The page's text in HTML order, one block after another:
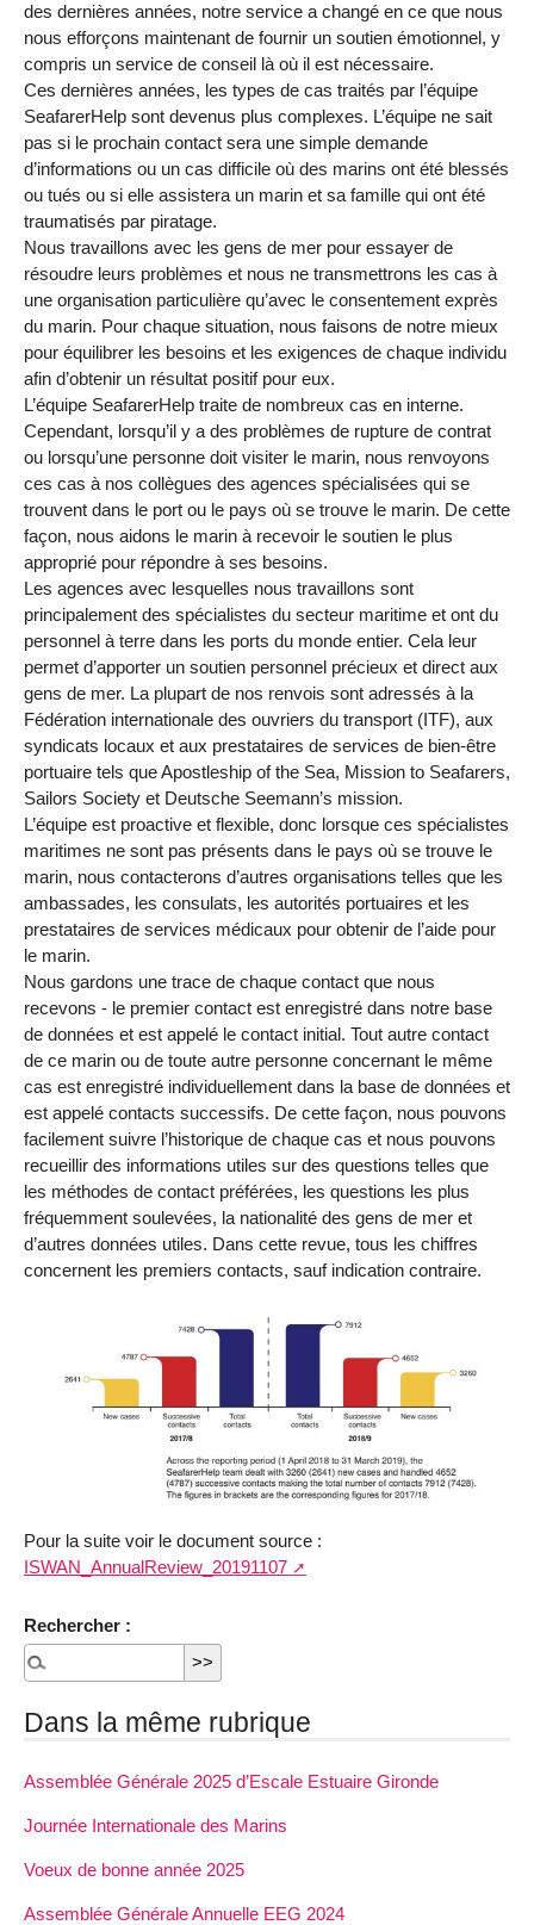
des dernières années, notre service a changé en ce que nous
nous efforçons maintenant de fournir un soutien émotionnel, y
compris un service de conseil là où il est nécessaire.
Ces dernières années, les types de cas traités par l’équipe
SeafarerHelp sont devenus plus complexes. L’équipe ne sait
pas si le prochain contact sera une simple demande
d’informations ou un cas difficile où des marins ont été blessés
ou tués ou si elle assistera un marin et sa famille qui ont été
traumatisés par piratage.
Nous travaillons avec les gens de mer pour essayer de
résoudre leurs problèmes et nous ne transmettrons les cas à
une organisation particulière qu’avec le consentement exprès
du marin. Pour chaque situation, nous faisons de notre mieux
pour équilibrer les besoins et les exigences de chaque individu
afin d’obtenir un résultat positif pour eux.
L’équipe SeafarerHelp traite de nombreux cas en interne.
Cependant, lorsqu’il y a des problèmes de rupture de contrat
ou lorsqu’une personne doit visiter le marin, nous renvoyons
ces cas à nos collègues des agences spécialisées qui se
trouvent dans le port ou le pays où se trouve le marin. De cette
façon, nous aidons le marin à recevoir le soutien le plus
approprié pour répondre à ses besoins.
Les agences avec lesquelles nous travaillons sont
principalement des spécialistes du secteur maritime et ont du
personnel à terre dans les ports du monde entier. Cela leur
permet d’apporter un soutien personnel précieux et direct aux
gens de mer. La plupart de nos renvois sont adressés à la
Fédération internationale des ouvriers du transport (ITF), aux
syndicats locaux et aux prestataires de services de bien-être
portuaire tels que Apostleship of the Sea, Mission to Seafarers,
Sailors Society et Deutsche Seemann’s mission.
L’équipe est proactive et flexible, donc lorsque ces spécialistes
maritimes ne sont pas présents dans le pays où se trouve le
marin, nous contacterons d’autres organisations telles que les
ambassades, les consulats, les autorités portuaires et les
prestataires de services médicaux pour obtenir de l’aide pour
le marin.
Nous gardons une trace de chaque contact que nous
recevons - le premier contact est enregistré dans notre base
de données et est appelé le contact initial. Tout autre contact
de ce marin ou de toute autre personne concernant le même
cas est enregistré individuellement dans la base de données et
est appelé contacts successifs. De cette façon, nous pouvons
facilement suivre l’historique de chaque cas et nous pouvons
recueillir des informations utiles sur des questions telles que
les méthodes de contact préférées, les questions les plus
fréquemment soulevées, la nationalité des gens de mer et
d’autres données utiles. Dans cette revue, tous les chiffres
concernent les premiers contacts, sauf indication contraire.
Pour la suite voir le document source :
ISWAN_AnnualReview_20191107
Rechercher :
Dans la même rubrique
Assemblée Générale 2025 d’Escale Estuaire Gironde
Journée Internationale des Marins
Voeux de bonne année 2025
Assemblée Générale Annuelle EEG 2024